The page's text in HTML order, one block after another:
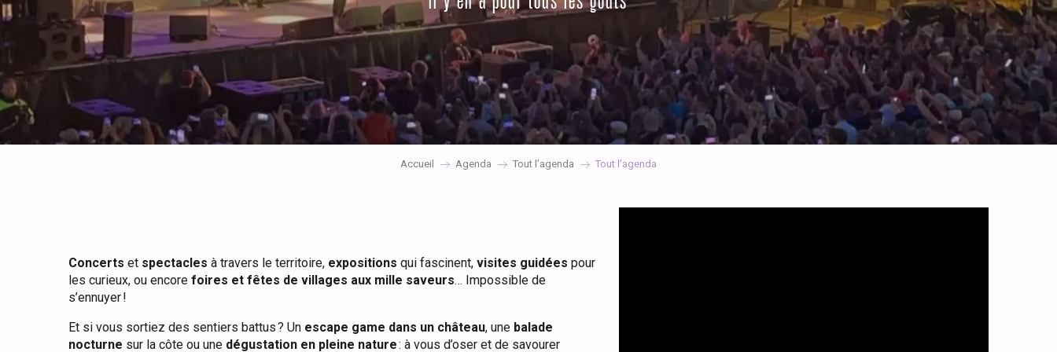
Tout l'agenda
Eté
Quand il pleut
Avec les enfants
Entre amis
Lieux branchés
Meilleurs brunch
Restaurants avec vue
Séjours en bord de
mer
Séjours en train
Accueil Agenda Tout l’agenda Tout l’agenda
Concerts et spectacles à travers le territoire, expositions qui fascinent, visites guidées pour
les curieux, ou encore foires et fêtes de villages aux mille saveurs… Impossible de
s’ennuyer !
Et si vous sortiez des sentiers battus ? Un escape game dans un château, une balade
nocturne sur la côte ou une dégustation en pleine nature: à vous d’oser et de savourer